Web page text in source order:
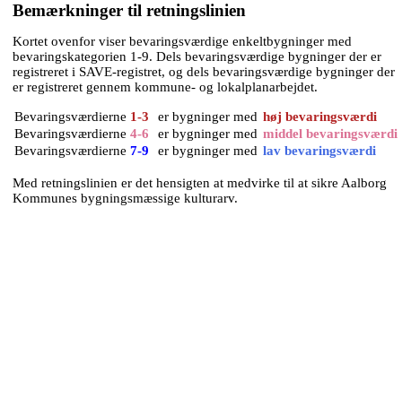
Bemærkninger til retningslinien
Kortet ovenfor viser bevaringsværdige enkeltbygninger med
bevaringskategorien 1-9. Dels bevaringsværdige bygninger der er
registreret i SAVE-registret, og dels bevaringsværdige bygninger der
er registreret gennem kommune- og lokalplanarbejdet.
Bevaringsværdierne 1-3 er bygninger med høj bevaringsværdi
Bevaringsværdierne 4-6 er bygninger med middel bevaringsværdi
Bevaringsværdierne 7-9 er bygninger med lav bevaringsværdi
Med retningslinien er det hensigten at medvirke til at sikre Aalborg
Kommunes bygningsmæssige kulturarv.